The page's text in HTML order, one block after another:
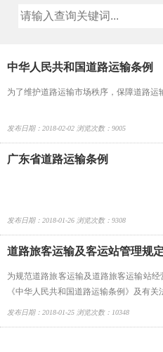
中华人民共和国道路运输条例
为了维护道路运输市场秩序，保障道路
发布日期：2018-02-02 浏览次数：9005
广东省道路运输条例
发布日期：2018-01-26 浏览次数：9308
道路旅客运输及客运站管理规定
为规范道路旅客运输及道路旅客运输站
《中华人民共和国道路运输条例》及有
发布日期：2018-01-25 浏览次数：10348